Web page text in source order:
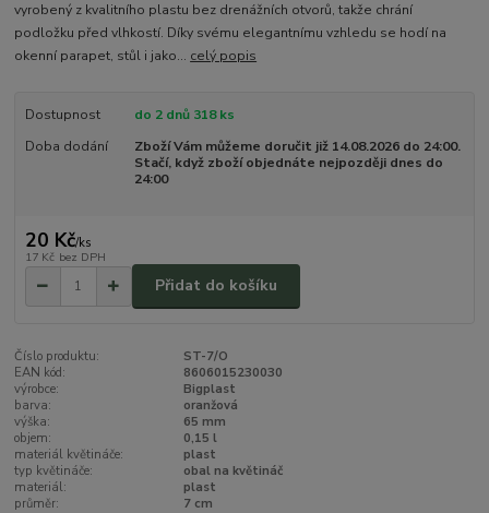
vyrobený z kvalitního plastu bez drenážních otvorů, takže chrání
podložku před vlhkostí. Díky svému elegantnímu vzhledu se hodí na
okenní parapet, stůl i jako... celý popis
Dostupnost
do 2 dnů 318 ks
Doba dodání
Zboží Vám můžeme doručit již 14.08.2026 do 24:00.
Stačí, když zboží objednáte nejpozději dnes do
24:00
20 Kč/ks
17 Kč bez DPH
Přidat do košíku
Číslo produktu:
ST-7/O
EAN kód:
8606015230030
výrobce:
Bigplast
barva:
oranžová
výška:
65 mm
objem:
0,15 l
materiál květináče:
plast
typ květináče:
obal na květináč
materiál:
plast
průměr:
7 cm